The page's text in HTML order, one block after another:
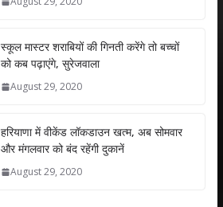
n
स्कूल मास्टर शराबियों की गिनती करेंगे तो बच्चों
को कब पढ़ाएंगे, सुरेजवाला
August 29, 2020
हरियाणा में वीकेंड लॉकडाउन खत्म, अब सोमवार
और मंगलवार को बंद रहेंगी दुकानें
August 29, 2020